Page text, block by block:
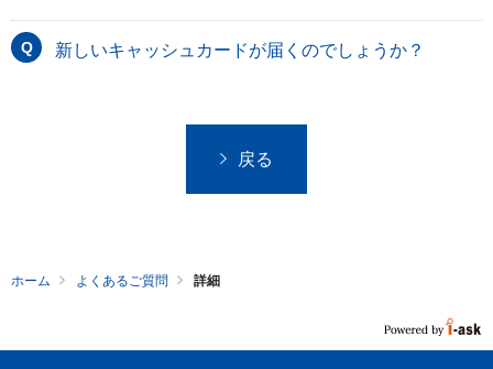
新しいキャッシュカードが届くのでしょうか？
戻る
ホーム よくあるご質問 詳細